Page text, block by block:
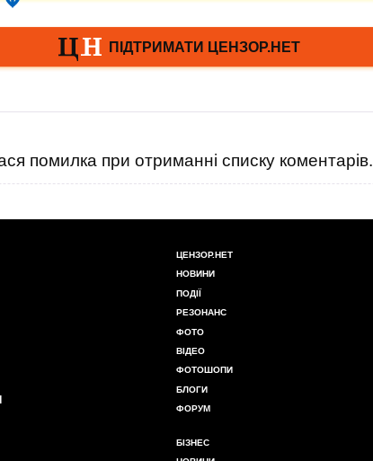
помилка при отриманні списку коментарів.
ЦЕНЗОР.НЕТ
НОВИНИ
ПОДІЇ
РЕЗОНАНС
ФОТО
ВІДЕО
ФОТОШОПИ
БЛОГИ
ФОРУМ
БІЗНЕС